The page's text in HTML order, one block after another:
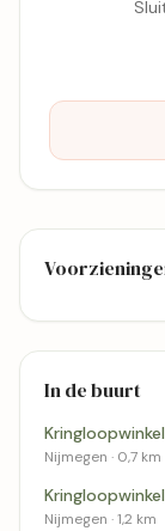
In de buurt
Nijmegen · 0,7 km
Nijmegen · 1,2 km